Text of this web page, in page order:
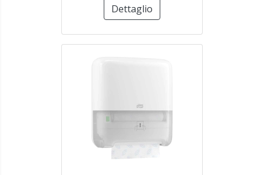
Dettaglio